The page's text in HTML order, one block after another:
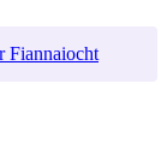
Fiannaiocht